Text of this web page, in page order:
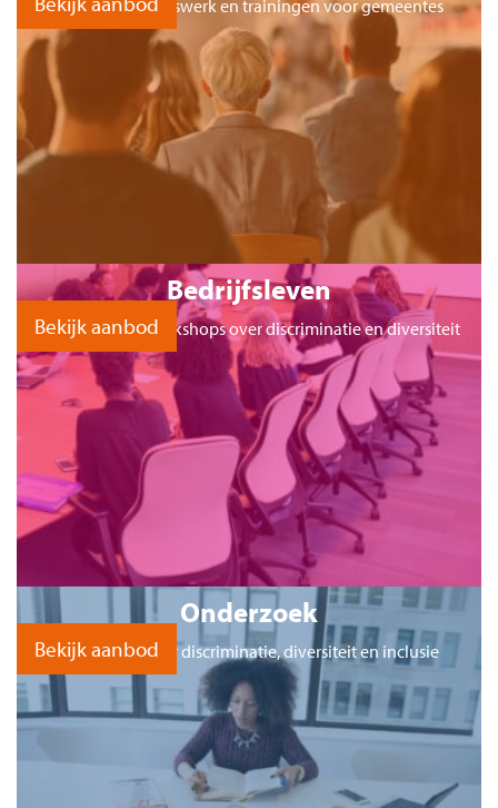
Projecten, advieswerk en trainingen voor gemeentes
Bedrijfsleven
Trainingen en workshops over discriminatie en diversiteit
Bekijk aanbod
Onderzoek
Onderzoek over discriminatie, diversiteit en inclusie
Bekijk aanbod